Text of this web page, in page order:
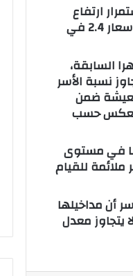
من الأسر استمرار ارتفاع
أسعار المواد الغذائية، في حين لم تتجاوز نسبة الأسر المتفائلة بإمكانية انخفاض الأسعار 2.4 في
نسبة الأسر التي صرحت بتدهور مستوى المعيشة خلال 12 شهرا السابقة،
لم تتجاوز نسبة الأسر
المعيشة ضمن
وهو ما يعكس حسب
57.9 في المائة ارتفاعا في مستوى
أن الظروف غير ملائمة للقيام
59.9 في المائة من الأسر أن مداخيلها
ولا يتجاوز معدل